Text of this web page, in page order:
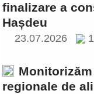
finalizare a
Hașdeu
23.07.2026
regionale de